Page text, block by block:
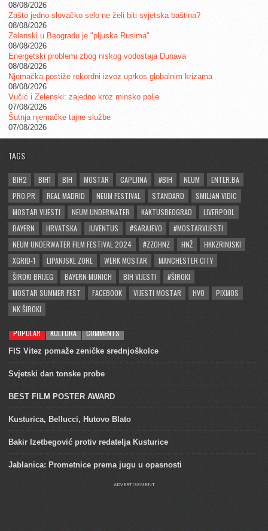
08/08/2026
Zašto jedno slovačko selo ne želi biti svjetska baština?
08/08/2026
Zelenski u Beogradu je "pljuska Rusima"
08/08/2026
Energetski problemi zbog niskog vodostaja Dunava
08/08/2026
Njemačka postiže rekordni izvoz uprkos globalnim krizama
08/08/2026
Vučić i Zelenski: zajedno kroz minsko polje
07/08/2026
Šutnja njemačke tajne službe
07/08/2026
TAGS
BIH2 BIH1 BIH MOSTAR CAPLJINA #BIH NEUM
ENTER.BA
PRO.PR
REAL MADRID NEUM FESTIVAL STANDARD
SMILJAN VIDIC
MOSTAR VIJESTI
NEUM UNDERWATER KAKTUSBEOGRAD
LIVERPOOL
BAYERN
HRVATSKA JUVENTUS #SARAJEVO
#MOSTARVIJESTI
NEUM UNDERWATER FILM FESTIVAL 2024
#ZZOHNZ HNŽ
HKKZRINJSKI
XGRID-1
LIPANJSKE ZORE WERK MOSTAR
MANCHESTER CITY
ŠIROKI BRIJEG
BAYERN MUNICH BIH VIJESTI
#ŠIROKI
MOSTAR SUMMER FEST
FACEBOOK VIJESTI MOSTAR HVO
PIXMOS
NK ŠIROKI
POPULAR KULTURA COMMENTS
FIS Vitez pomaže zeničke srednjoškolce
Svjetski dan tonske probe
BEST FILM POSTER AWARD
Kusturica, Bellucci, Hutovo Blato
Bakir Izetbegović protiv redatelja Kusturice
Jablanica: Prometnice prema jugu u opasnosti
ADVERTISEMENT